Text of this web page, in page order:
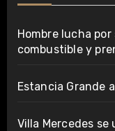
Hombre lucha
combustible y
Estancia Grande
Villa Mercedes se